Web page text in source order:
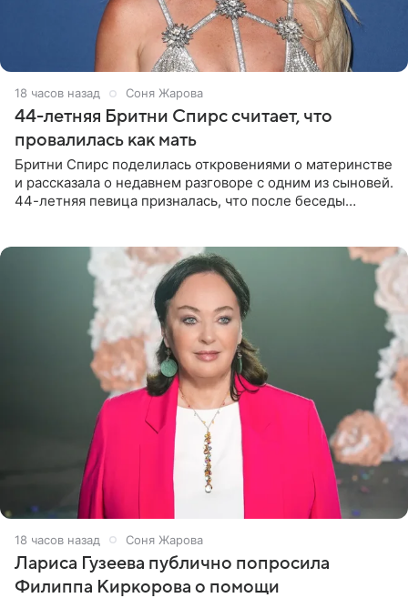
18 часов назад Соня Жарова
44-летняя Бритни Спирс считает, что
провалилась как мать
Бритни Спирс поделилась откровениями о материнстве
и рассказала о недавнем разговоре с одним из сыновей.
44-летняя певица призналась, что после беседы
18 часов назад Соня Жарова
Лариса Гузеева публично попросила
Филиппа Киркорова о помощи